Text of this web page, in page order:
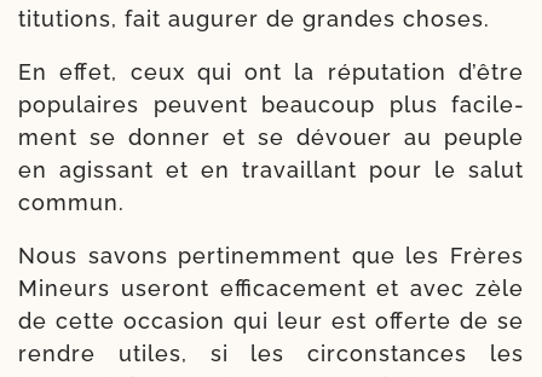
ti­tu­tions, fait augu­rer de grandes choses.
En effet, ceux qui ont la répu­ta­tion d’être
popu­laires peuvent beau­coup plus faci­le­
ment se don­ner et se dévouer au peuple
en agis­sant et en tra­vaillant pour le salut
commun.
Nous savons per­ti­nem­ment que les Frères
Mineurs use­ront effi­ca­ce­ment et avec zèle
de cette occa­sion qui leur est offerte de se
rendre utiles, si les cir­cons­tances les